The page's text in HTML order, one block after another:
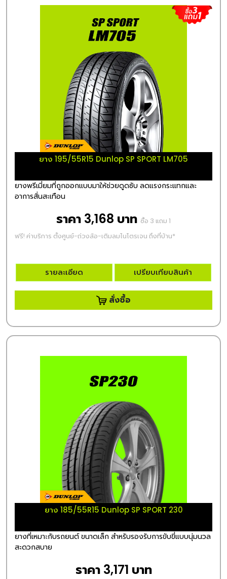
ยาง 195/55R15 Dunlop SP SPORT LM705
ยางพรีเมี่ยมที่ถูกออกแบบมาให้ช่วยดูดซับ ลดแรงกระแทกและ
อาการสั่นสะเทือน
ราคา 3,168 บาท ซื้อ 3 แถม 1
ฟรี! ค่าบริการ ตั้งศูนย์-ถ่วงล้อ-เติมลมไนโตรเจน ถึงที่บ้าน*
รายละเอียด เปรียบเทียบสินค้า
สั่งซื้อ
ยาง 185/55R15 Dunlop SP SPORT 230
ยางที่เหมาะกับรถยนต์ ขนาดเล็ก สำหรับรองรับการขับขี่แบบนุ่มนวล
สะดวกสบาย
ราคา 3,171 บาท